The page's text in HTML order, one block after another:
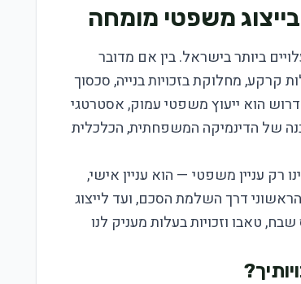
משפטי מומחה
ביותר בישראל. בין אם מדובר
קרקע, מחלוקת בזכויות בנייה, סכסוך
הוא ייעוץ משפטי עמוק, אסטרטגי
של הדינמיקה המשפחתית, הכלכלית
רק עניין משפטי — הוא עניין אישי,
דרך השלמת הסכם, ועד לייצוג
טאבו וזכויות בעלות מעניק לנו